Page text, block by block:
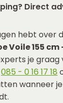
Direct
hebt over
Voile 155 cm
je graag
085 - 0 16 17 18
wanneer